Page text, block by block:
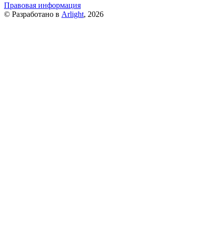
Правовая информация
© Разработано в Arlight, 2026